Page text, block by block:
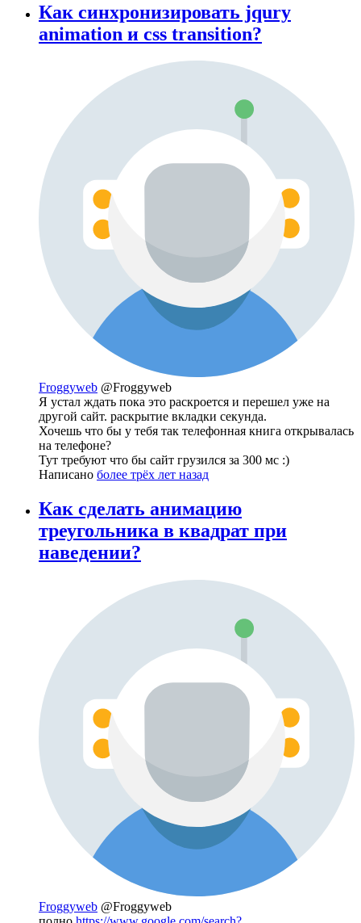
Как синхронизировать jqury
animation и css transition?
Froggyweb @Froggyweb
Я устал ждать пока это раскроется и перешел уже на
другой сайт. раскрытие вкладки секунда.
Хочешь что бы у тебя так телефонная книга открывалась
на телефоне?
Тут требуют что бы сайт грузился за 300 мс :)
Написано более трёх лет назад
Как сделать анимацию
треугольника в квадрат при
наведении?
Froggyweb @Froggyweb